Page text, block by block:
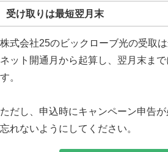
受け取りは最短翌月末
株式会社25のビックローブ光の受取
ネット開通月から起算し、翌月末ま
す。
ただし、申込時にキャンペーン申告
忘れないようにしてください。